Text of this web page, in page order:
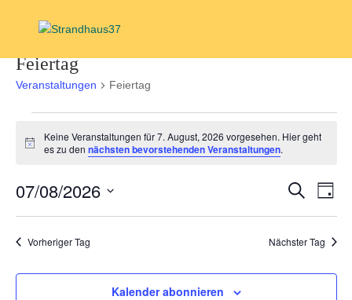
Feiertag
Veranstaltungen Feiertag
für
August,
2026
Hinweis
Keine Veranstaltungen für 7. August, 2026 vorgesehen. Hier geht
es zu den nächsten bevorstehenden Veranstaltungen.
Suche
Tag
07/08/2026
Vorheriger Tag Nächster Tag
Kalender abonnieren